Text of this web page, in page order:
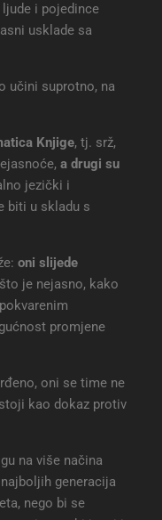
i pojedince
usklade sa
učini suprotno, na
Knjige, tj. srž,
a drugi su
jezički i
biti u skladu s
oni slijede
je nejasno, kako
promjene
oni se time ne
kao dokaz protiv
na više načina
generacija
nego bi se